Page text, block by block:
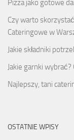
Pizza jako gotowe
Czy warto
Cateringowe w
Jakie składniki
Jakie garnki
Najlepszy, tani
OSTATNIE WPISY